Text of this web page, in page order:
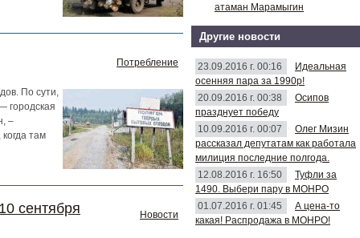
Потребление
По сути,
городская
–
там
сентября Новости
атаман Марамыгин
Другие новости
23.09.2016 г. 00:16
Идеальная
осенняя пара за 1990р!
20.09.2016 г. 00:38
Осипов
празднует победу
10.09.2016 г. 00:07
Олег Мизин
рассказал депутатам как работала
милиция последние полгода.
12.08.2016 г. 16:50
Туфли за
1490. Выбери пару в МОНРО
01.07.2016 г. 01:45
А цена-то
какая! Распродажа в МОНРО!